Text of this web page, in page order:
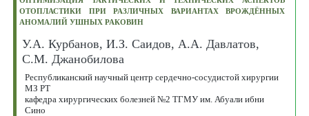
ОТОПЛАСТИКИ ПРИ РАЗЛИЧНЫХ ВАРИАНТАХ ВРОЖДЁННЫХ
АНОМАЛИЙ УШНЫХ РАКОВИН
У.А. Курбанов, И.З. Саидов, А.А. Давлатов,
С.М. Джанобилова
Республиканский научный центр сердечно-сосудистой хирургии
МЗ РТ
кафедра хирургических болезней №2 ТГМУ им. Абуали ибни
Сино